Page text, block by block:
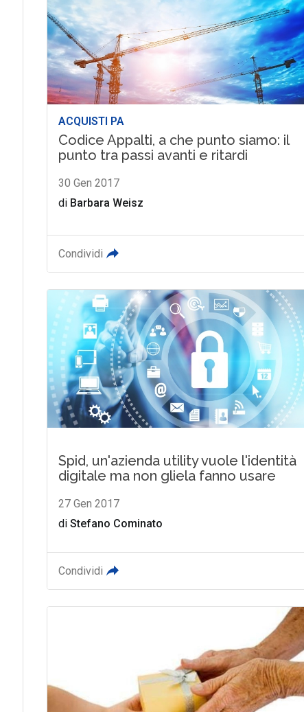
ACQUISTI PA
Codice Appalti, a che punto siamo: il
punto tra passi avanti e ritardi
30 Gen 2017
di Barbara Weisz
Condividi
Spid, un'azienda utility vuole l'identità
digitale ma non gliela fanno usare
27 Gen 2017
di Stefano Cominato
Condividi